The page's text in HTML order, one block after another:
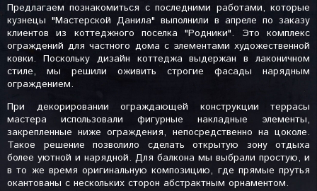
Предлагаем познакомиться с последними работами, которые
кузнецы "Мастерской Данила" выполнили в апреле по заказу
клиентов из коттеджного поселка "Родники". Это комплекс
ограждений для частного дома с элементами художественной
ковки. Поскольку дизайн коттеджа выдержан в лаконичном
стиле, мы решили оживить строгие фасады нарядным
ограждением.
При декорировании ограждающей конструкции террасы
мастера использовали фигурные накладные элементы,
закрепленные ниже ограждения, непосредственно на цоколе.
Такое решение позволило сделать открытую зону отдыха
более уютной и нарядной. Для балкона мы выбрали простую, и
в то же время оригинальную композицию, где прямые прутья
окантованы с нескольких сторон абстрактным орнаментом.